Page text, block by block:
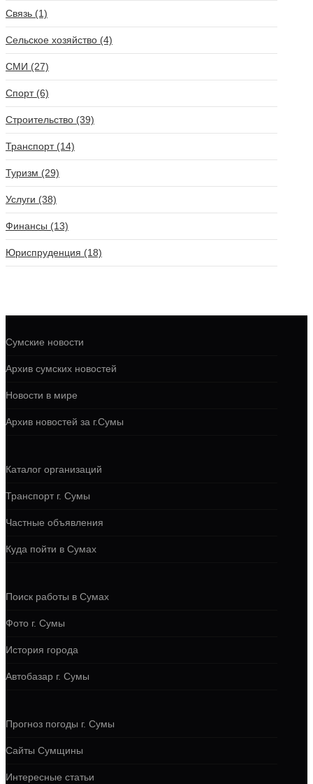
Связь (1)
Сельское хозяйство (4)
СМИ (27)
Спорт (6)
Строительство (39)
Транспорт (14)
Туризм (29)
Услуги (38)
Финансы (13)
Юриспруденция (18)
Сумские новости
Архив сумских новостей
Новости в мире
Архив новостей за г.Сумы
Каталог организаций
Транспорт г. Сумы
Частные объявления
Куда пойти в Сумах
Поиск работы в Сумах
Фото г. Сумы
История города
Автобазар г. Сумы
Прогноз погоды г. Сумы
Сайты Сумщины
Интересные статьи